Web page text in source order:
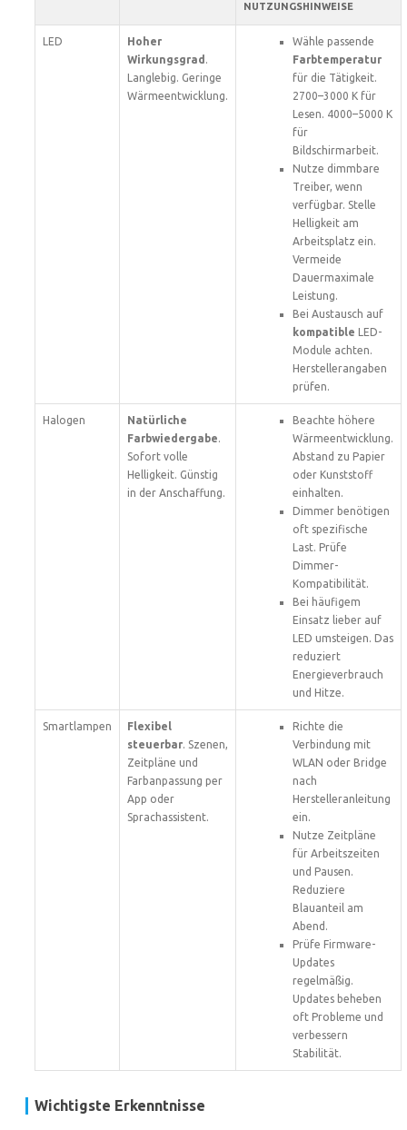
NUTZUNGSHINWEISE
LED
Hoher
Wirkungsgrad .
Langlebig. Geringe
Wärmeentwicklung.
Wähle passende
Farbtemperatur
für die Tätigkeit.
2700–3000 K für
Lesen. 4000–5000 K
für
Bildschirmarbeit.
Nutze dimmbare
Treiber, wenn
verfügbar. Stelle
Helligkeit am
Arbeitsplatz ein.
Vermeide
Dauermaximale
Leistung.
Bei Austausch auf
kompatible LED-
Module achten.
Herstellerangaben
prüfen.
Halogen
Natürliche
Farbwiedergabe.
Sofort volle
Helligkeit. Günstig
in der Anschaffung.
Beachte höhere
Wärmeentwicklung.
Abstand zu Papier
oder Kunststoff
einhalten.
Dimmer benötigen
oft spezifische
Last. Prüfe
Dimmer-
Kompatibilität.
Bei häufigem
Einsatz lieber auf
LED umsteigen. Das
reduziert
Energieverbrauch
und Hitze.
Smartlampen
Flexibel
steuerbar. Szenen,
Zeitpläne und
Farbanpassung per
App oder
Sprachassistent.
Richte die
Verbindung mit
WLAN oder Bridge
nach
Herstelleranleitung
ein.
Nutze Zeitpläne
für Arbeitszeiten
und Pausen.
Reduziere
Blauanteil am
Abend.
Prüfe Firmware-
Updates
regelmäßig.
Updates beheben
oft Probleme und
verbessern
Stabilität.
Wichtigste Erkenntnisse